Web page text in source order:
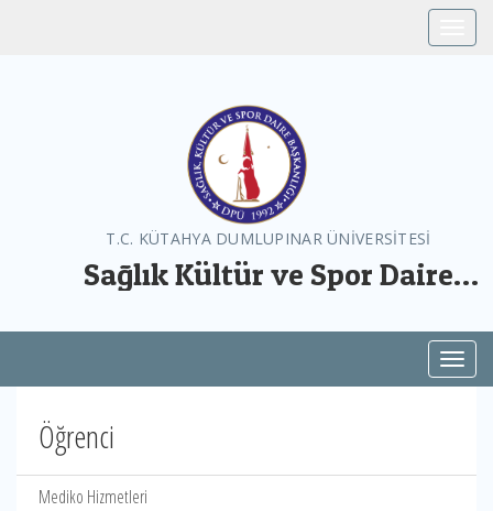
T.C. KÜTAHYA DUMLUPINAR ÜNİVERSİTESİ
Sağlık Kültür ve Spor Daire
Öğrenci
Mediko Hizmetleri